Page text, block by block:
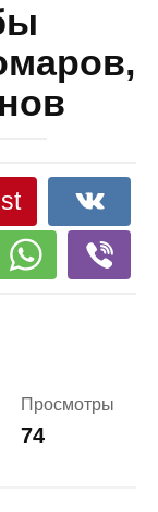
Просмотры
74